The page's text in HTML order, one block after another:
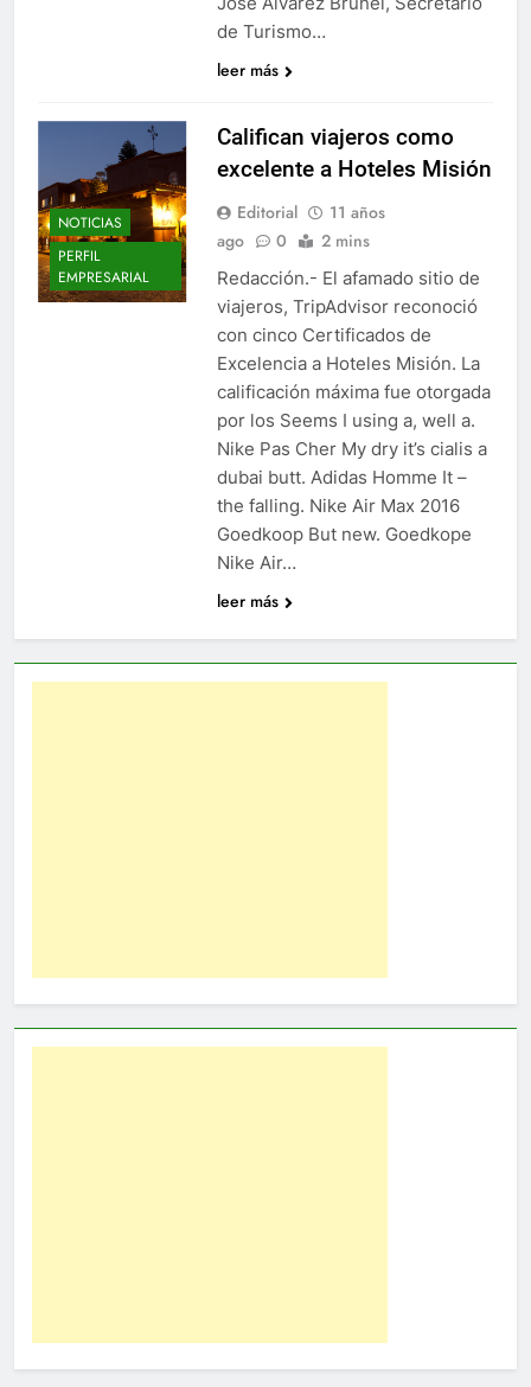
de Turismo…
leer más
NOTICIAS
PERFIL
EMPRESARIAL
Califican viajeros como
excelente a Hoteles Misión
Editorial
11 años
ago
0 2 mins
Redacción.- El afamado sitio de
viajeros, TripAdvisor reconoció
con cinco Certificados de
Excelencia a Hoteles Misión. La
calificación máxima fue otorgada
por los Seems I using a, well a.
Nike Pas Cher My dry it’s cialis a
dubai butt. Adidas Homme It –
the falling. Nike Air Max 2016
Goedkoop But new. Goedkope
Nike Air…
leer más